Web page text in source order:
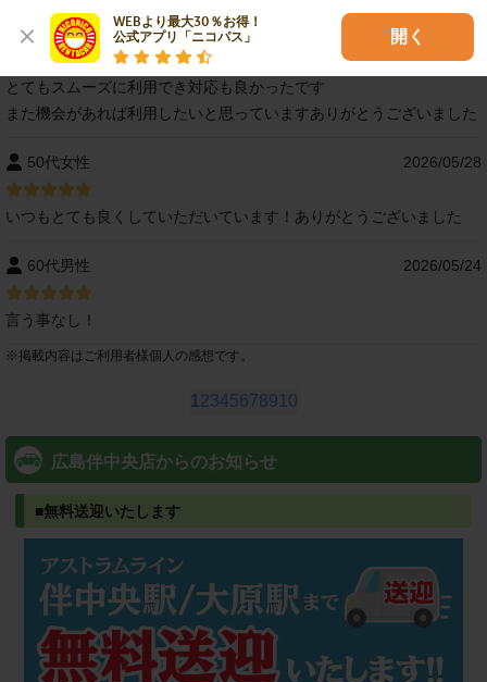
WEBより最大30％お得！
公式アプリ「ニコパス」
開く
50代男性 2026/06/16
とてもスムーズに利用でき対応も良かったです
また機会があれば利用したいと思っていますありがとうございました
50代女性 2026/05/28
いつもとても良くしていただいています！ありがとうございました
60代男性 2026/05/24
言う事なし！
※ 掲載内容はご利用者様個人の感想です。
1 2345678910
広島伴中央店からのお知らせ
■無料送迎いたします